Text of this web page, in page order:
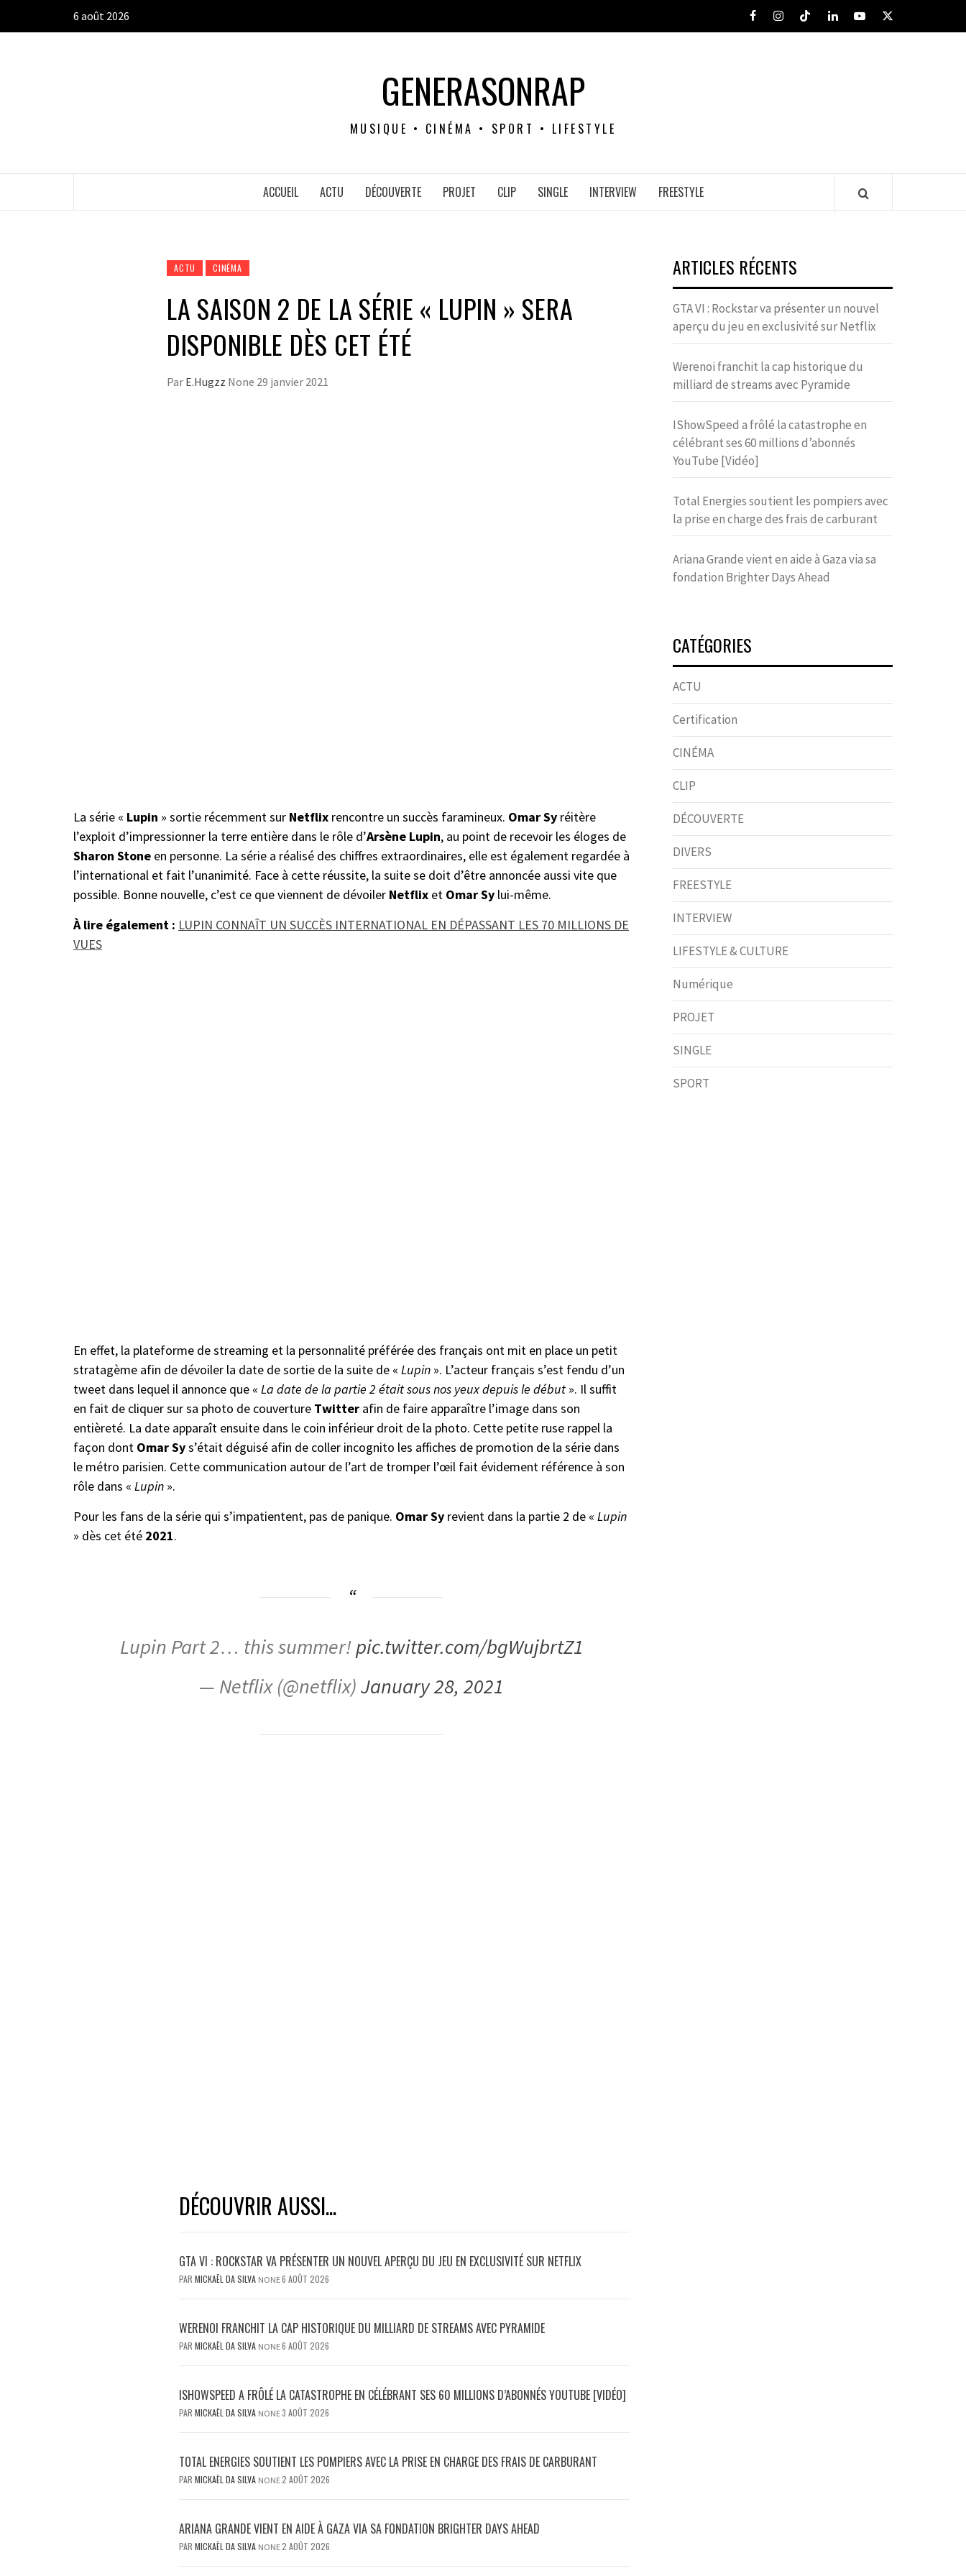
6 août 2026 FacebookInstagram
TiktokLinkedInYoutube
X
GENERASONRAP
MUSIQUE • CINÉMA • SPORT • LIFESTYLE
ACCUEIL ACTU DÉCOUVERTE PROJET CLIP SINGLE INTERVIEW FREESTYLE
ACTU CINÉMA
LA SAISON 2 DE LA SÉRIE « LUPIN » SERA
DISPONIBLE DÈS CET ÉTÉ
Par E.Hugzz None 29 janvier 2021
La série « Lupin » sortie récemment sur Netflix rencontre un succès faramineux. Omar Sy réitère
l’exploit d’impressionner la terre entière dans le rôle d’Arsène Lupin, au point de recevoir les éloges de
Sharon Stone en personne. La série a réalisé des chiffres extraordinaires, elle est également regardée à
l’international et fait l’unanimité. Face à cette réussite, la suite se doit d’être annoncée aussi vite que
possible. Bonne nouvelle, c’est ce que viennent de dévoiler Netflix et Omar Sy lui-même.
À lire également : LUPIN CONNAÎT UN SUCCÈS INTERNATIONAL EN DÉPASSANT LES 70 MILLIONS DE
VUES
En effet, la plateforme de streaming et la personnalité préférée des français ont mit en place un petit
stratagème afin de dévoiler la date de sortie de la suite de « Lupin ». L’acteur français s’est fendu d’un
tweet dans lequel il annonce que « La date de la partie 2 était sous nos yeux depuis le début ». Il suffit
en fait de cliquer sur sa photo de couverture Twitter afin de faire apparaître l’image dans son
entièreté. La date apparaît ensuite dans le coin inférieur droit de la photo. Cette petite ruse rappel la
façon dont Omar Sys’était déguisé afin de coller incognito les affiches de promotion de la série dans
le métro parisien. Cette communication autour de l’art de tromper l’œil fait évidement référence à son
rôle dans « Lupin ».
Pour les fans de la série qui s’impatientent, pas de panique. Omar Sy revient dans la partie 2 de « Lupin
» dès cet été 2021.
Lupin Part 2… this summer!pic.twitter.com/bgWujbrtZ1
— Netflix (@netflix)January 28, 2021
DÉCOUVRIR AUSSI...
GTA VI : ROCKSTAR VA PRÉSENTER UN NOUVEL APERÇU DU JEU EN EXCLUSIVITÉ SUR NETFLIX
PAR MICKAËL DA SILVA NONE6 AOÛT 2026
WERENOI FRANCHIT LA CAP HISTORIQUE DU MILLIARD DE STREAMS AVEC PYRAMIDE
PAR MICKAËL DA SILVA NONE6 AOÛT 2026
ISHOWSPEED A FRÔLÉ LA CATASTROPHE EN CÉLÉBRANT SES 60 MILLIONS D’ABONNÉS YOUTUBE [VIDÉO]
PAR MICKAËL DA SILVA NONE3 AOÛT 2026
TOTAL ENERGIES SOUTIENT LES POMPIERS AVEC LA PRISE EN CHARGE DES FRAIS DE CARBURANT
PAR MICKAËL DA SILVA NONE2 AOÛT 2026
ARIANA GRANDE VIENT EN AIDE À GAZA VIA SA FONDATION BRIGHTER DAYS AHEAD
PAR MICKAËL DA SILVA NONE2 AOÛT 2026
ARTICLES RÉCENTS
GTA VI : Rockstar va présenter un nouvel
aperçu du jeu en exclusivité sur Netflix
Werenoi franchit la cap historique du
milliard de streams avec Pyramide
IShowSpeed a frôlé la catastrophe en
célébrant ses 60 millions d’abonnés
YouTube [Vidéo]
Total Energies soutient les pompiers avec
la prise en charge des frais de carburant
Ariana Grande vient en aide à Gaza via sa
fondation Brighter Days Ahead
CATÉGORIES
ACTU
Certification
CINÉMA
CLIP
DÉCOUVERTE
DIVERS
FREESTYLE
INTERVIEW
LIFESTYLE & CULTURE
Numérique
PROJET
SINGLE
SPORT